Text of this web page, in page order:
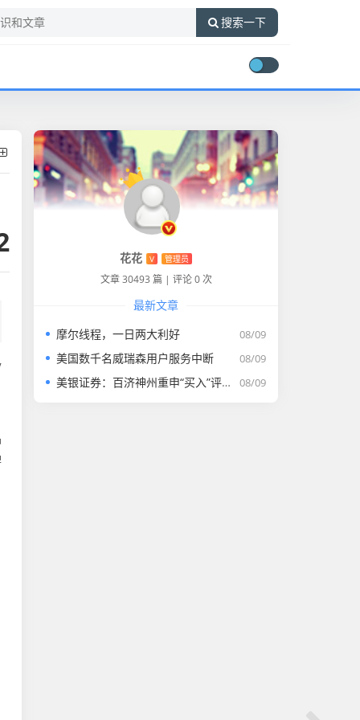
搜索一下
花花 V 管理员
文章 30493 篇 | 评论 0 次
最新文章
08/09
摩尔线程，一日两大利好
08/09
美国数千名威瑞森用户服务中断
08/09
美银证券：百济神州重申“买入”评级 目标价升至255.43港元